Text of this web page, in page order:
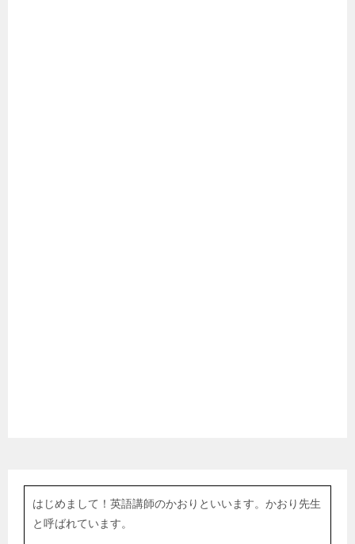
はじめまして！英語講師のかおりといいます。かおり先生
と呼ばれています。